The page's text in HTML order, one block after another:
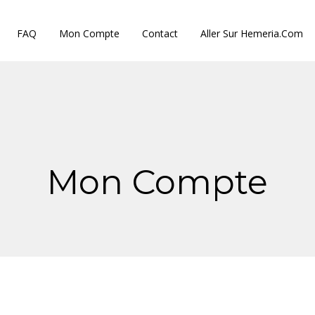
FAQ Mon Compte Contact Aller Sur Hemeria.com
Mon Compte